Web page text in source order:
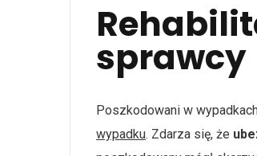
sprawcy
Poszkodowani w
wypadku. Zdarza się, że